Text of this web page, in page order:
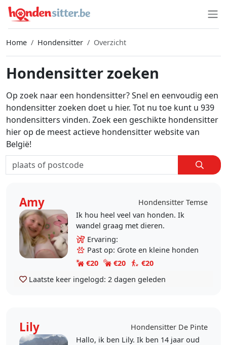
Home Hondensitter Overzicht
Hondensitter zoeken
Op zoek naar een hondensitter? Snel en eenvoudig een
hondensitter zoeken doet u hier. Tot nu toe kunt u 939
hondensitters vinden. Zoek een geschikte hondensitter
hier op de meest actieve hondensitter website van
België!
Amy
Hondensitter Temse
Ik hou heel veel van honden. Ik
wandel graag met dieren.
Ervaring:
Past op: Grote en kleine honden
€20
€20
€20
Laatste keer ingelogd: 2 dagen geleden
Lily
Hondensitter De Pinte
Hallo, ik ben Lily. Ik ben 14 jaar oud